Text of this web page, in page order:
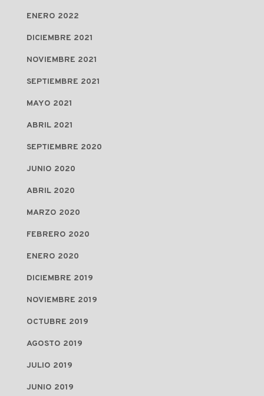
ENERO 2022
DICIEMBRE 2021
NOVIEMBRE 2021
SEPTIEMBRE 2021
MAYO 2021
ABRIL 2021
SEPTIEMBRE 2020
JUNIO 2020
ABRIL 2020
MARZO 2020
FEBRERO 2020
ENERO 2020
DICIEMBRE 2019
NOVIEMBRE 2019
OCTUBRE 2019
AGOSTO 2019
JULIO 2019
JUNIO 2019